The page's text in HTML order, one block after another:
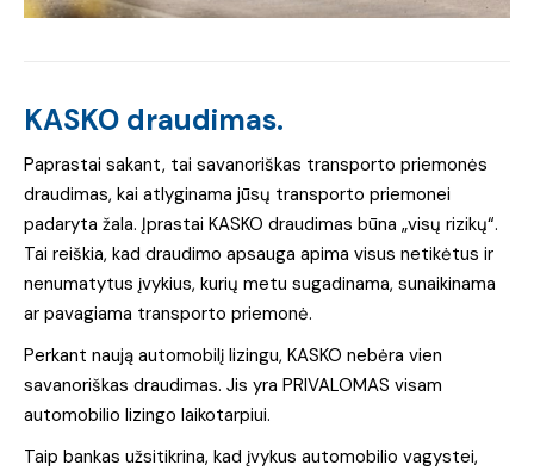
KASKO draudimas.
Paprastai sakant, tai savanoriškas transporto priemonės
draudimas, kai atlyginama jūsų transporto priemonei
padaryta žala. Įprastai KASKO draudimas būna „visų rizikų“.
Tai reiškia, kad draudimo apsauga apima visus netikėtus ir
nenumatytus įvykius, kurių metu sugadinama, sunaikinama
ar pavagiama transporto priemonė.
Perkant naują automobilį lizingu, KASKO nebėra vien
savanoriškas draudimas. Jis yra PRIVALOMAS visam
automobilio lizingo laikotarpiui.
Taip bankas užsitikrina, kad įvykus automobilio vagystei,